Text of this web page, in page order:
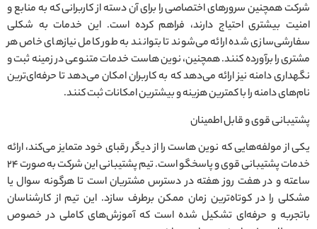
شرکت همچنین سرورهای اختصاصی را برای آن دسته از کاربرانی که به منابع و
امنیت بیشتری احتیاج دارند، فراهم کرده است. این خدمات به شکلی
سفارشی‌سازی شده ارائه می‌شوند تا بتوانند به طور کامل نیازهای خاص هر
مشتری را برآورده کنند. همچنین، نوین هاست خدمات متنوعی در زمینه ثبت و
نگهداری دامنه نیز ارائه می‌دهد که به کاربران امکان می‌دهد تا حرفه‌ای‌ترین
نام‌های دامنه را با کمترین هزینه و بیشترین امکانات ثبت کنند.
پشتیبانی قوی و قابل اطمینان
یکی از مولفه‌هایی که نوین هاست را از دیگر رقبای خود متمایز می‌کند، ارائه
خدمات پشتیبانی قوی و پاسخگو است. تیم پشتیبانی این شرکت به صورت ۲۴
ساعته و در هفت روز هفته در دسترس مشتریان است تا هرگونه سوال یا
مشکلی را در کوتاه‌ترین زمان ممکن برطرف سازد. این تیم از کارشناسان
باتجربه و حرفه‌ای تشکیل شده است که آموزش‌های کاملی در خصوص